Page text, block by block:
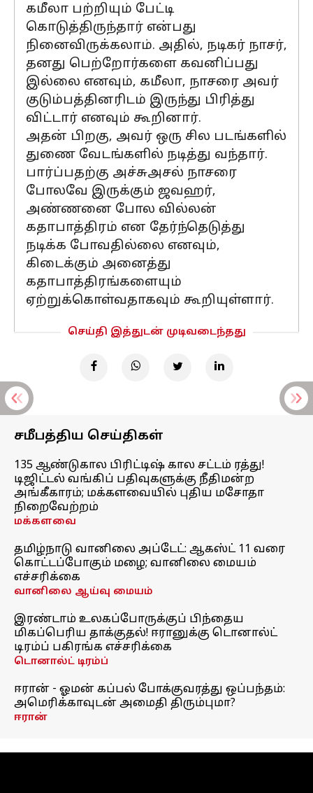
கமீலா பற்றியும் பேட்டி
கொடுத்திருந்தார் என்பது
நினைவிருக்கலாம். அதில், நடிகர் நாசர்,
தனது பெற்றோர்களை கவனிப்பது
இல்லை எனவும், கமீலா, நாசரை அவர்
குடும்பத்தினரிடம் இருந்து பிரித்து
விட்டார் எனவும் கூறினார்.
அதன் பிறகு, அவர் ஒரு சில படங்களில்
துணை வேடங்களில் நடித்து வந்தார்.
பார்ப்பதற்கு அச்சுஅசல் நாசரை
போலவே இருக்கும் ஜவஹர்,
அண்ணனை போல வில்லன்
கதாபாத்திரம் என தேர்ந்தெடுத்து
நடிக்க போவதில்லை எனவும்,
கிடைக்கும் அனைத்து
கதாபாத்திரங்களையும்
ஏற்றுக்கொள்வதாகவும் கூறியுள்ளார்.
செய்தி இத்துடன் முடிவடைந்தது
சமீபத்திய செய்திகள்
135 ஆண்டுகால பிரிட்டிஷ் கால சட்டம் ரத்து!
டிஜிட்டல் வங்கிப் பதிவுகளுக்கு நீதிமன்ற
அங்கீகாரம்; மக்களவையில் புதிய மசோதா
நிறைவேற்றம்
மக்களவை
தமிழ்நாடு வானிலை அப்டேட்: ஆகஸ்ட் 11 வரை
கொட்டப்போகும் மழை; வானிலை மையம்
எச்சரிக்கை
வானிலை ஆய்வு மையம்
இரண்டாம் உலகப்போருக்குப் பிந்தைய
மிகப்பெரிய தாக்குதல்! ஈரானுக்கு டொனால்ட்
டிரம்ப் பகிரங்க எச்சரிக்கை
டொனால்ட் டிரம்ப்
ஈரான் - ஓமன் கப்பல் போக்குவரத்து ஒப்பந்தம்:
அமெரிக்காவுடன் அமைதி திரும்புமா?
ஈரான்